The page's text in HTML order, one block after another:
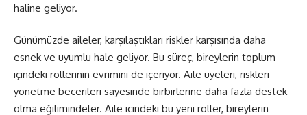
haline geliyor.
Günümüzde aileler, karşılaştıkları riskler karşısında daha
esnek ve uyumlu hale geliyor. Bu süreç, bireylerin toplum
içindeki rollerinin evrimini de içeriyor. Aile üyeleri, riskleri
yönetme becerileri sayesinde birbirlerine daha fazla destek
olma eğilimindeler. Aile içindeki bu yeni roller, bireylerin